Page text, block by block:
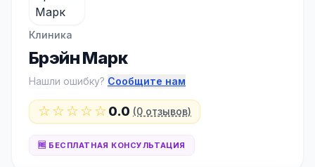
Клиника
Брэйн Марк
Нашли ошибку? Сообщите нам
☆☆☆☆☆0.0 (0 отзывов)
🆓 БЕСПЛАТНАЯ КОНСУЛЬТАЦИЯ